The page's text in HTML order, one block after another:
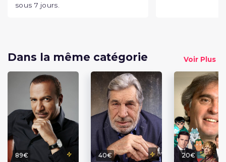
sous 7 jours.
Dans la même catégorie Voir Plus
89€ 40€ 20€